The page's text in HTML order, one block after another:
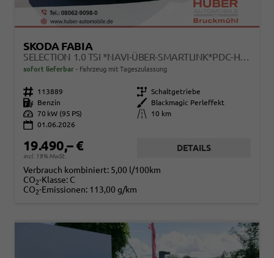
SKODA FABIA
SELECTION 1.0 TSI *NAVI-ÜBER-SMARTLINK*PDC-HI*LED*SHZ*KLIMA*RADIO
sofort lieferbar Fahrzeug mit Tageszulassung
Fahrzeugnr. 113889 Getriebe Schaltgetriebe
Kraftstoff
Benzin Außenfarbe
Blackmagic Perleffekt
Leistung 70 kW (95 PS) Kilometerstand
10 km
01.06.2026
19.490,– €
incl. 19% MwSt.
DETAILS
Verbrauch kombiniert: 5,00 l/100km
CO2-Klasse: C
CO2-Emissionen: 113,00 g/km